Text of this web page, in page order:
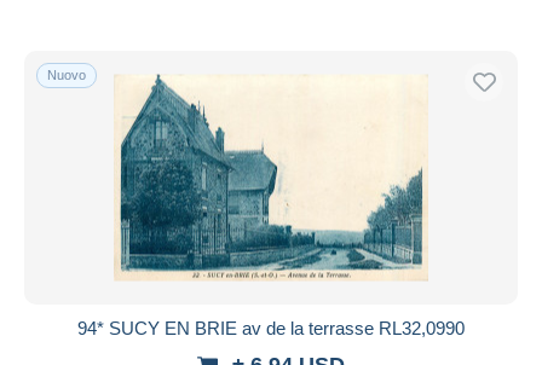
Nuovo
94* SUCY EN BRIE av de la terrasse RL32,0990